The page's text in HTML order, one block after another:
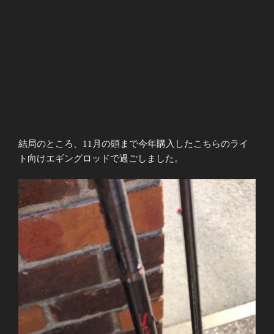
結局のところ、11月の頭まで今年購入したこちらのライ
ト向けエギングロッドで過ごしました。